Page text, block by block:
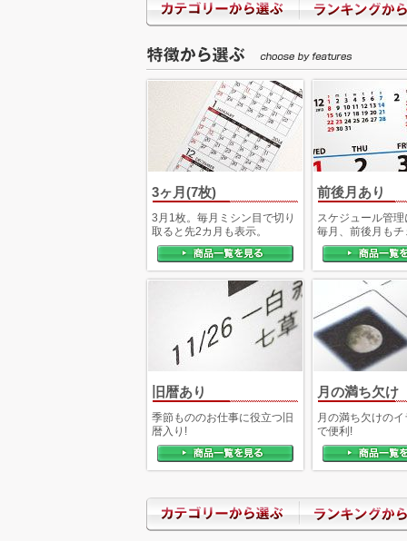
サイトに慣れている
の世界遺産が社長に
高城様にアート紙と
くつかご提案頂いた
が、絵柄の選択肢が
THE DESK 150冊東京都
毎年使っていますの
ザ レインボー 80冊岡山県
毎年注文しているか
ザ レインボー 100冊京都府
継続して利用させて
ベストスケジュール 文字月
値段の圧倒的安さ
パステルカラースケジュー
HPが見やすいこと
ルの対応が早いと思
THE DESK 130冊大分県
四季十二彩 200冊東京都
3ヶ月(7枚)
3月1枚。毎月ミシン目で切り
取ると先2カ月も表示。
前後月あり
スケジュール管
毎月、前後月も
旧暦あり
季節もののお仕事に役立つ旧
暦入り!
月の満ち欠け
月の満ち欠けの
で便利!